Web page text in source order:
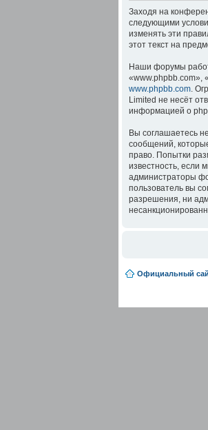
Заходя на
следующими
изменять эти
этот текст на
Наши форумы
«www.phpbb.com»,
www.phpbb.com.
Limited не несёт
информацией о
Вы соглашаетесь
сообщений,
право. Попытки
известность, если
администраторы
пользователь вы
разрешения, ни
Официальный